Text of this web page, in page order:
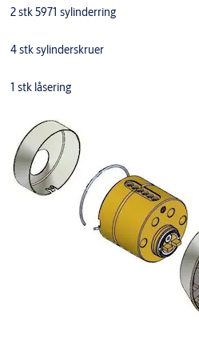
2 stk 5971 sylinderring
4 stk sylinderskruer
1 stk låsering